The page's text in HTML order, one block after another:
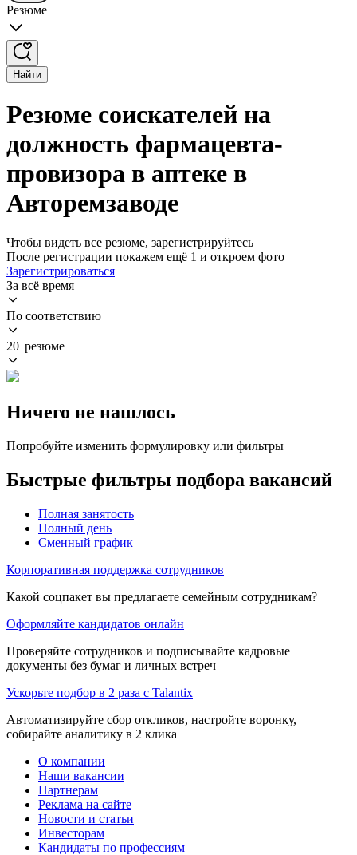
Резюме
Найти
Резюме соискателей на
должность фармацевта-
провизора в аптеке в
Авторемзаводе
Чтобы видеть все резюме, зарегистрируйтесь
После регистрации покажем ещё 1 и откроем фото
Зарегистрироваться
За всё время
По соответствию
20 резюме
Ничего не нашлось
Попробуйте изменить формулировку или фильтры
Быстрые фильтры подбора вакансий
Полная занятость
Полный день
Сменный график
Корпоративная поддержка сотрудников
Какой соцпакет вы предлагаете семейным сотрудникам?
Оформляйте кандидатов онлайн
Проверяйте сотрудников и подписывайте кадровые
документы без бумаг и личных встреч
Ускорьте подбор в 2 раза с Talantix
Автоматизируйте сбор откликов, настройте воронку,
собирайте аналитику в 2 клика
О компании
Наши вакансии
Партнерам
Реклама на сайте
Новости и статьи
Инвесторам
Кандидаты по профессиям